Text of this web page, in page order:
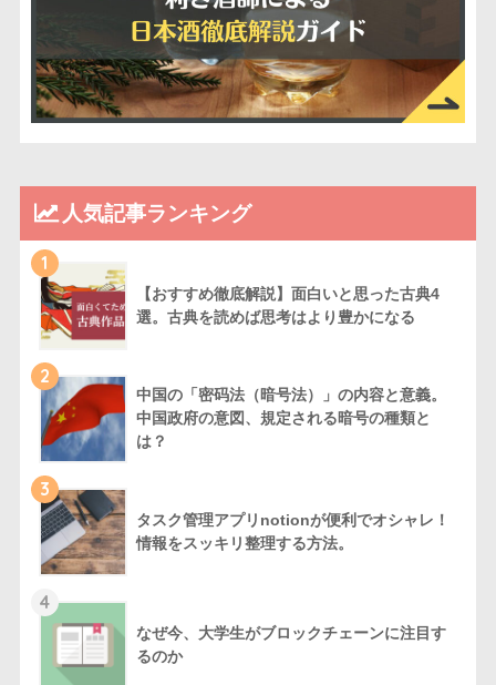
人気記事ランキング
1
【おすすめ徹底解説】面白いと思った古典4
選。古典を読めば思考はより豊かになる
2
中国の「密码法（暗号法）」の内容と意義。
中国政府の意図、規定される暗号の種類と
は？
3
タスク管理アプリnotionが便利でオシャレ！
情報をスッキリ整理する方法。
4
なぜ今、大学生がブロックチェーンに注目す
るのか